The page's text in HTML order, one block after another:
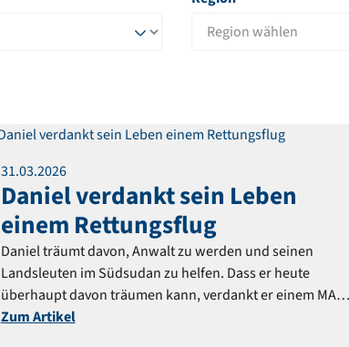
31.03.2026
Daniel verdankt sein Leben
einem Rettungsflug
Daniel träumt davon, Anwalt zu werden und seinen
Landsleuten im Südsudan zu helfen. Dass er heute
überhaupt davon träumen kann, verdankt er einem MAF-
Rettungsflug: Vor 20 Jahren fiel er als Kleinkind ins Feuer
Zum Artikel